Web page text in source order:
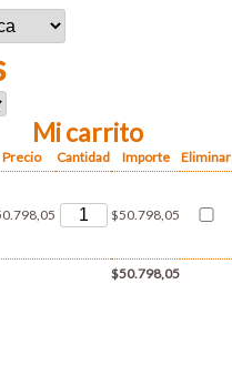
Mi carrito
Precio Cantidad Importe Eliminar
$50.798,05
$50.798,05